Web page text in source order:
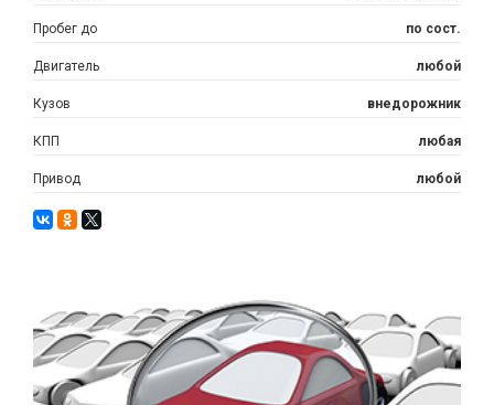
Пробег до по сост.
Двигатель любой
Кузов внедорожник
КПП любая
Привод любой